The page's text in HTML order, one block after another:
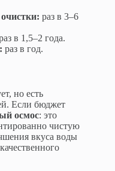
раз в 3–6
в 1,5–2 года.
раз в год.
но есть
Если бюджет
осмос: это
чистую
вкуса воды